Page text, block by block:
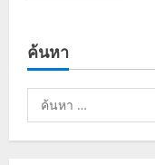
รัง
สิงห์
ฟู
ค้นหา
ค้นหา
สำหรับ: